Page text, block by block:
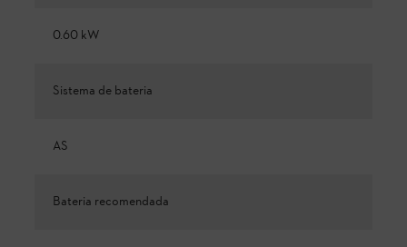
0.60 kW
Sistema de bateria
AS
Bateria recomendada